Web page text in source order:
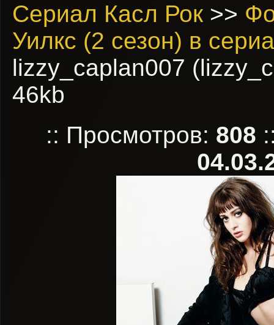
Сериал Касл Рок >>
Уилкс (2 сезон) в
lizzy_caplan007
46kb
:: Просмотров: 808